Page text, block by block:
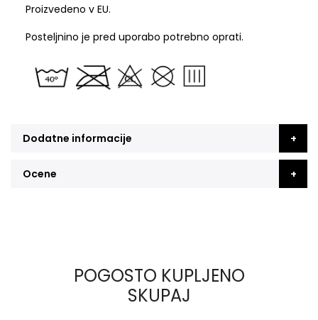
Proizvedeno v EU.
Posteljnino je pred uporabo potrebno oprati.
Dodatne informacije
Ocene
POGOSTO KUPLJENO
SKUPAJ